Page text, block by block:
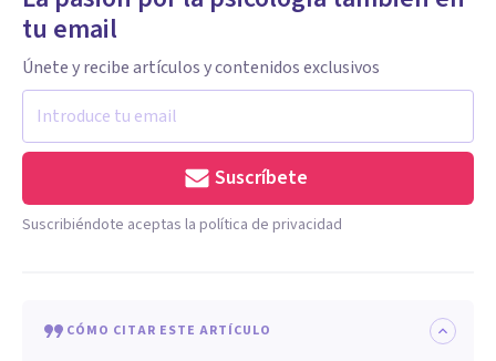
tu email
Únete y recibe artículos y contenidos exclusivos
Suscríbete
Suscribiéndote aceptas la política de privacidad
CÓMO CITAR ESTE ARTÍCULO